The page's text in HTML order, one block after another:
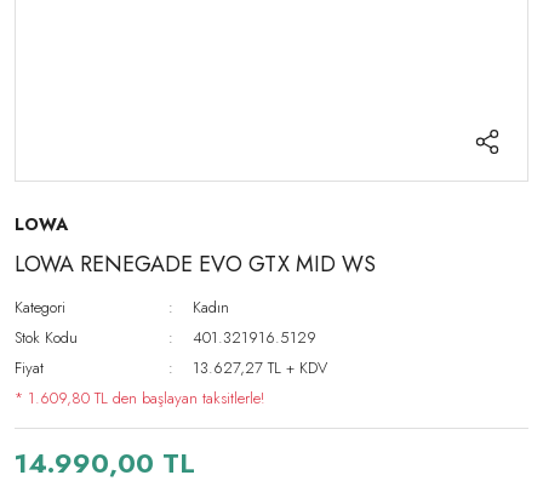
LOWA
LOWA RENEGADE EVO GTX MID WS
Kategori
Kadın
Stok Kodu
401.321916.5129
Fiyat
13.627,27 TL + KDV
* 1.609,80 TL den başlayan taksitlerle!
14.990,00 TL